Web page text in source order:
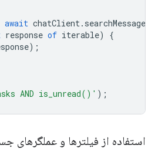
await chatClient.
response of iterable)
{
);
AND is_unread()' );
استفاده از فیلترها و عملگرهای